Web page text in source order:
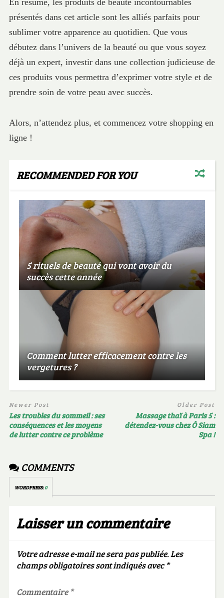
En résumé, les produits de beauté incontournables
présentés dans cet article sont les alliés parfaits pour
sublimer votre apparence au quotidien. Que vous
débutez dans l’univers de la beauté ou que vous soyez
déjà un expert, investir dans une collection judicieuse de
ces produits vous permettra d’exprimer votre style et de
prendre soin de votre peau avec succès.
Alors, n’attendez plus, et commencez votre shopping en
ligne !
RECOMMENDED FOR YOU
5 rituels de beauté qui vont avoir du
succès cette année
Comment lutter efficacement contre les
vergetures ?
Newer Post
Les troubles du sommeil : ses
conséquences et les moyens
de lutter contre ce problème
Older Post
Massage thaï à Paris 5 :
détendez-vous chez Ô Siam
Spa !
COMMENTS
WORDPRESS:0
Laisser un commentaire
Votre adresse e-mail ne sera pas publiée.Les
champs obligatoires sont indiqués avec*
Commentaire*